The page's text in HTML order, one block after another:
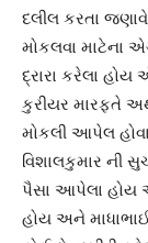
દલીલ કરતા
મોકલવા માટેના
દ્રારા કરેલા
કુરીયર મારફતે
મોકલી આપેલ
વિશાલકુમાર ની
પૈસા આપેલા હોય
હોય અને